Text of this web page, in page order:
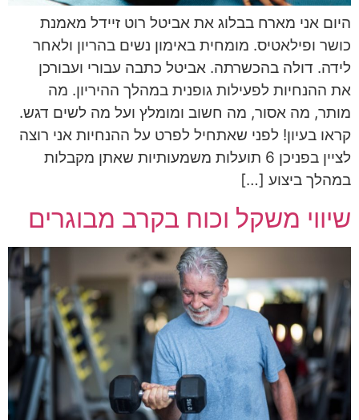
היום אני מארח בבלוג את אביטל רוט זיידל מאמנת
כושר ופילאטיס. מומחית באימון נשים בהריון ולאחר
לידה. דולה בהכשרתה. אביטל כתבה עבורי ועבורכן
את ההנחיות לפעילות גופנית במהלך ההיריון. מה
מותר, מה אסור, מה חשוב ומומלץ ועל מה לשים דגש.
קראו בעיון! לפני שאתחיל לפרט על ההנחיות אני רוצה
לציין בפניכן 6 תועלות משמעותיות שאתן מקבלות
במהלך ביצוע […]
שיווי משקל וכוח בקרב מבוגרים